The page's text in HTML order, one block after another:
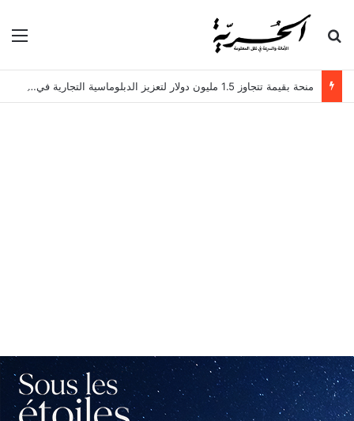
بحث عن
منحة بقيمة تتجاوز 1.5 مليون دولار لتعزيز الدبلوماسية التجارية في تونس!